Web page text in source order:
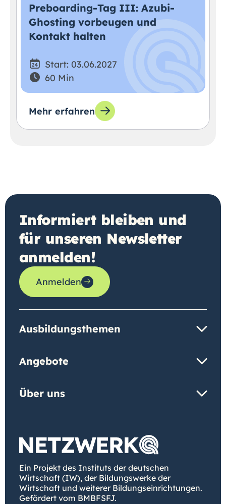
Preboarding-Tag III: Azubi-
Ghosting vorbeugen und
Kontakt halten
Start: 03.06.2027
60 Min
Mehr erfahren
Informiert bleiben und
für unseren Newsletter
anmelden!
Anmelden
Ausbildungsthemen
Angebote
Über uns
Ein Projekt des Instituts der deutschen
Wirtschaft (IW), der Bildungswerke der
Wirtschaft und weiterer Bildungseinrichtungen.
Gefördert vom BMBFSFJ.